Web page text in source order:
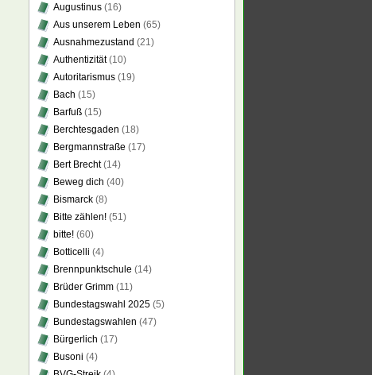
Augustinus (16)
Aus unserem Leben (65)
Ausnahmezustand (21)
Authentizität(10)
Autoritarismus (19)
Bach (15)
Barfuß (15)
Berchtesgaden (18)
Bergmannstraße (17)
Bert Brecht(14)
Beweg dich (40)
Bismarck (8)
Bitte zählen! (51)
bitte! (60)
Botticelli (4)
Brennpunktschule (14)
Brüder Grimm (11)
Bundestagswahl 2025 (5)
Bundestagswahlen (47)
Bürgerlich (17)
Busoni (4)